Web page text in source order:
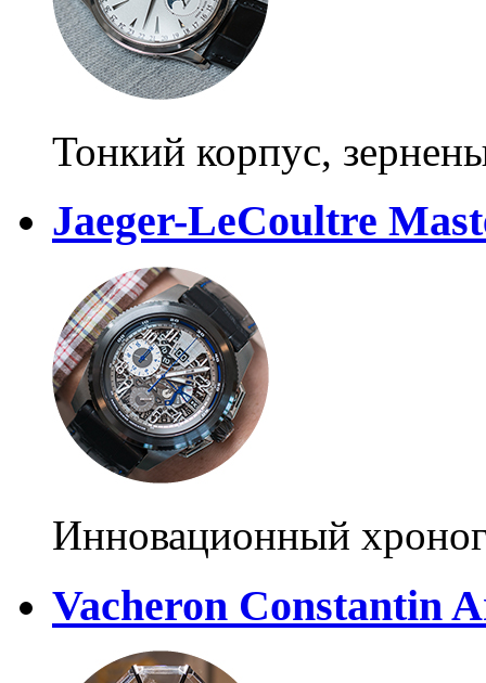
Тонкий корпус,
Jaeger-LeCoultre
Инновационный
Vacheron Constantin